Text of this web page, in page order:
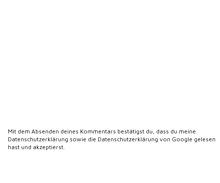
Mit dem Absenden deines Kommentars bestätigst du, dass du meine
Datenschutzerklärung sowie die Datenschutzerklärung von Google gelesen
hast und akzeptierst.